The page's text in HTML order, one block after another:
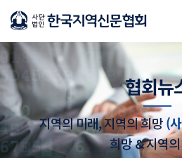
협회뉴
지역의 미래, 지역의 희망(
희망 & 지역